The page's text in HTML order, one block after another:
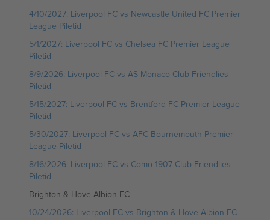
4/10/2027: Liverpool FC vs Newcastle United FC Premier
League Piletid
5/1/2027: Liverpool FC vs Chelsea FC Premier League
Piletid
8/9/2026: Liverpool FC vs AS Monaco Club Friendlies
Piletid
5/15/2027: Liverpool FC vs Brentford FC Premier League
Piletid
5/30/2027: Liverpool FC vs AFC Bournemouth Premier
League Piletid
8/16/2026: Liverpool FC vs Como 1907 Club Friendlies
Piletid
Brighton & Hove Albion FC
10/24/2026: Liverpool FC vs Brighton & Hove Albion FC